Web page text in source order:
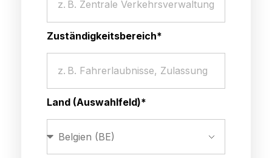
Zuständigkeitsbereich*
Land (Auswahlfeld)*